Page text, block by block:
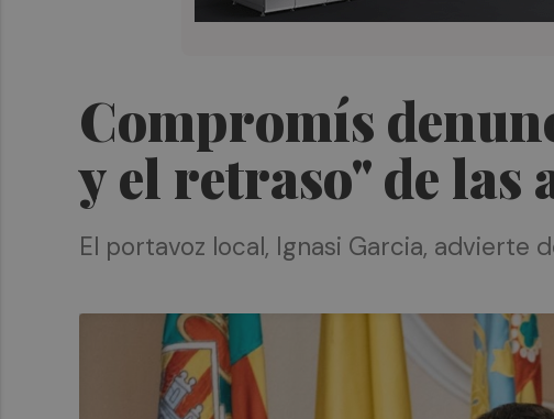
Compromís
y el retraso" de las
El portavoz local, Ignasi Garcia,